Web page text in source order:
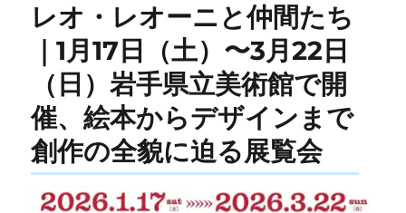
レオ・レオーニと仲間たち
｜1月17日（土）〜3月22日
（日）岩手県立美術館で開
催、絵本からデザインまで
創作の全貌に迫る展覧会